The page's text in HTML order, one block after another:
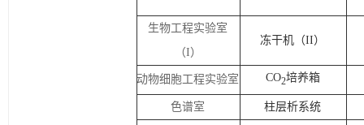
生物工程实验室
（I）
冻干机（II）
动物细胞工程实验室 CO2培养箱
色谱室 柱层析系统